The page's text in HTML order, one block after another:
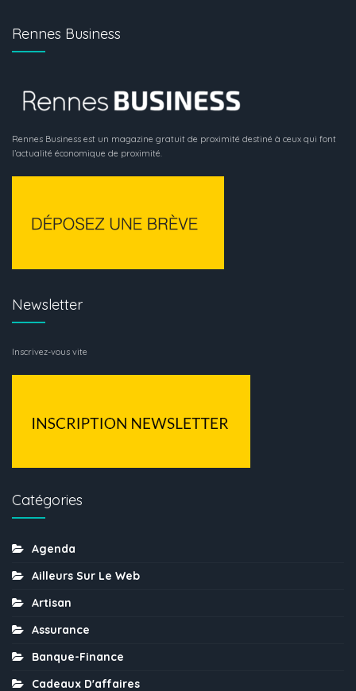
Rennes Business
Rennes Business est un magazine gratuit de proximité destiné à ceux qui font
l’actualité économique de proximité.
Newsletter
Inscrivez-vous vite
Catégories
Agenda
Ailleurs Sur Le Web
Artisan
Assurance
Banque-Finance
Cadeaux D'affaires